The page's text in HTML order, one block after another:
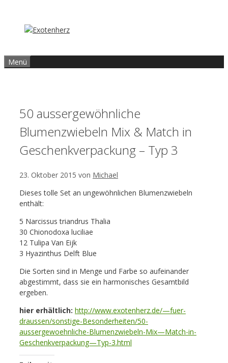
springen
Menü
50 aussergewöhnliche
Blumenzwiebeln Mix & Match in
Geschenkverpackung – Typ 3
23. Oktober 2015 von Michael
Dieses tolle Set an ungewöhnlichen Blumenzwiebeln
enthält:
5 Narcissus triandrus Thalia
30 Chionodoxa luciliae
12 Tulipa Van Eijk
3 Hyazinthus Delft Blue
Die Sorten sind in Menge und Farbe so aufeinander
abgestimmt, dass sie ein harmonisches Gesamtbild
ergeben.
hier erhältlich: http://www.exotenherz.de/—fuer-
draussen/sonstige-Besonderheiten/50-
aussergewoehnliche-Blumenzwiebeln-Mix—Match-in-
Geschenkverpackung—Typ-3.html